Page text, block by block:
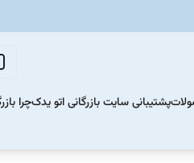
پشتیبانی سایت بازرگانی اتو یدکچرا